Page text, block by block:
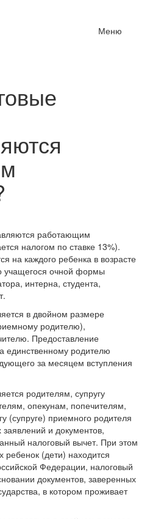
Меню
работающим
налогом по ставке 13%).
на каждого ребенка в возрасте
учащегося очной формы
интерна, студента,
в двойном размере
родителю),
Предоставление
единственному родителю
за месяцем вступления
родителям, супругу
опекунам, попечителям,
(супруге) приемного родителя
и документов,
налоговый вычет. При этом
(дети) находится
Федерации, налоговый
документов, заверенных
в котором проживает